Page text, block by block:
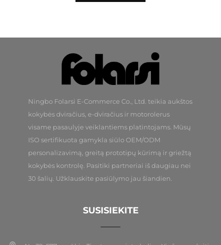
Ningbo Folarsi E-Commerce Co., Ltd. teikia aukštos
kokybės dviračius, e-dviračius ir motorolerus
visame pasaulyje veiklantiems platintojams. Mūsų
ISO sertifikuota gamykla siūlo OEM/ODM
personalizavimą, greitą prototipų kūrimą ir griežtą
kokybės kontrolę. Pasitiki partneriai iš daugiau nei
30 šalių. Užklauskite pasiūlymo jau šiandien.
SUSISIEKITE